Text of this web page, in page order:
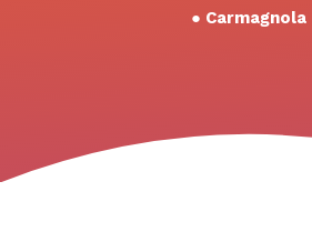
● Carmagnola